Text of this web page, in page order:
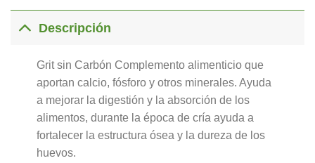
Descripción
Grit sin Carbón Complemento alimenticio que
aportan calcio, fósforo y otros minerales. Ayuda
a mejorar la digestión y la absorción de los
alimentos, durante la época de cría ayuda a
fortalecer la estructura ósea y la dureza de los
huevos.